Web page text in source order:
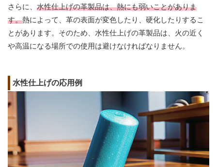
さらに、 水性仕上げの革製品は、熱にも弱いことがありま
す。熱によって、革の表面が変色したり、硬化したりするこ
とがあります。そのため、水性仕上げの革製品は、火の近く
や高温になる場所での使用は避けなければなりません。
水性仕上げの応用例